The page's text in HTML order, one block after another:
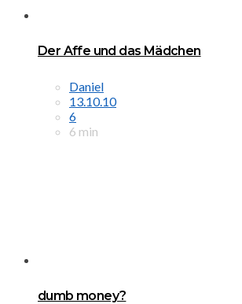
Der Affe und das Mädchen
Daniel
13.10.10
6
6 min
dumb money?